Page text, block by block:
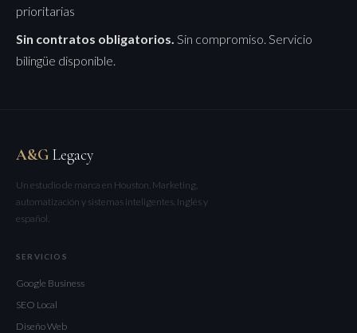
prioritarias
Sin contratos obligatorios. Sin compromiso. Servicio
bilingüe disponible.
A&G Legacy
Un estudio de marca en Houston. Marketing,
automatización y sistemas inteligentes. Inglés y
español.
SERVICIOS
Google Business
SEO Local
Diseño Web